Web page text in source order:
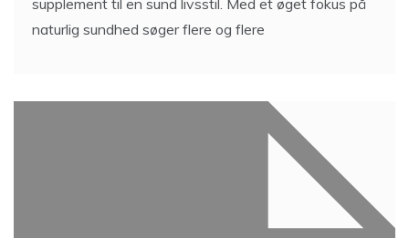
supplement til en sund livsstil. Med et øget fokus på
naturlig sundhed søger flere og flere